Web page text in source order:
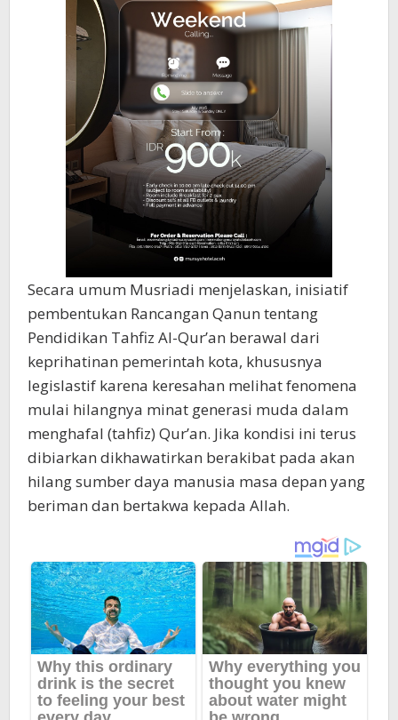
Secara umum Musriadi menjelaskan, inisiatif
pembentukan Rancangan Qanun tentang
Pendidikan Tahfiz Al-Qur’an berawal dari
keprihatinan pemerintah kota, khususnya
legislastif karena keresahan melihat fenomena
mulai hilangnya minat generasi muda dalam
menghafal (tahfiz) Qur’an. Jika kondisi ini terus
dibiarkan dikhawatirkan berakibat pada akan
hilang sumber daya manusia masa depan yang
beriman dan bertakwa kepada Allah.